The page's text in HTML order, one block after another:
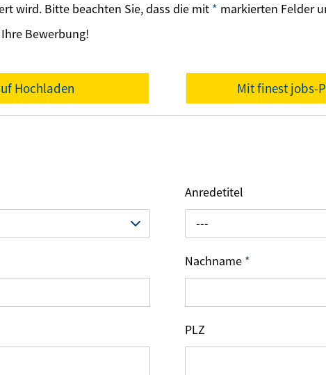
wird. Bitte beachten Sie, dass die mit * markierten Felder
Bewerbung!
Hochladen Mit finest jobs-
Anredetitel
---
Nachname *
PLZ